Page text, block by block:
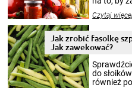
pełni
miesięcy.
patenty,
Czytaj
Jak zrobić fasolkę
Jak zawekować?
do
również